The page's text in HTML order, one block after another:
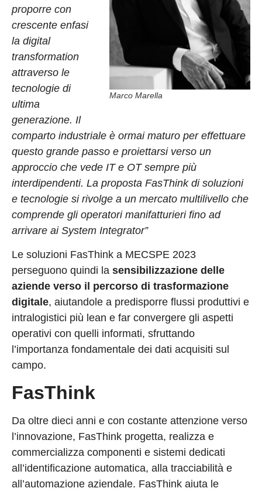
Marco Marella
proporre con
crescente enfasi
la digital
transformation
attraverso le
tecnologie di
ultima
generazione. Il
comparto industriale è ormai maturo per effettuare
questo grande passo e proiettarsi verso un
approccio che vede IT e OT sempre più
interdipendenti. La proposta FasThink di soluzioni
e tecnologie si rivolge a un mercato multilivello che
comprende gli operatori manifatturieri fino ad
arrivare ai System Integrator”
Le soluzioni FasThink a MECSPE 2023
perseguono quindi la sensibilizzazione delle
aziende verso il percorso di trasformazione
digitale, aiutandole a predisporre flussi produttivi e
intralogistici più lean e far convergere gli aspetti
operativi con quelli informati, sfruttando
l’importanza fondamentale dei dati acquisiti sul
campo.
FasThink
Da oltre dieci anni e con costante attenzione verso
l’innovazione, FasThink progetta, realizza e
commercializza componenti e sistemi dedicati
all’identificazione automatica, alla tracciabilità e
all’automazione aziendale. FasThink aiuta le